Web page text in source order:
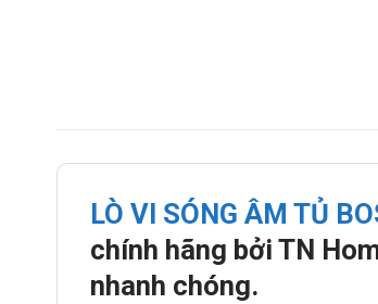
LÒ VI SÓNG ÂM TỦ
chính hãng bởi TN
nhanh chóng.